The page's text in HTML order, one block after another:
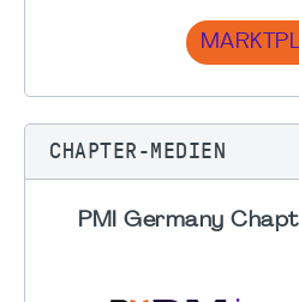
CHAPTER-MEDIEN
PMI Germany